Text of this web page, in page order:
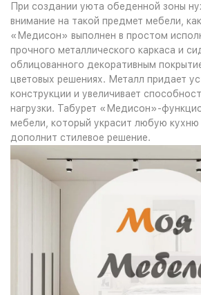
При создании уюта обеденной зоны
внимание на такой предмет мебели,
«Медисон» выполнен в простом
прочного металлического каркаса и
облицованного декоративным
цветовых решениях. Металл придает
конструкции и увеличивает
нагрузки. Табурет «Медисон»-
мебели, который украсит любую кухню
дополнит стилевое решение.